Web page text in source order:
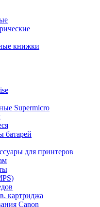
книжки
Supermicro
батарей
для принтеров
картриджа
Canon